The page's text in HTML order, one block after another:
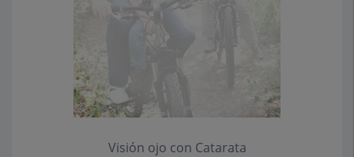
Visión ojo con Catarata